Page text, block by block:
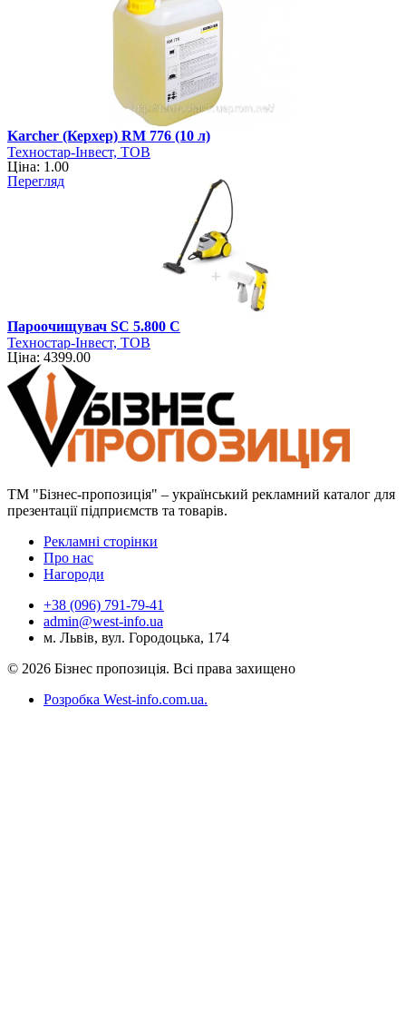
Karcher (Керхер) RM 776 (10 л)
Техностар-Інвест, ТОВ
Ціна: 1.00
Перегляд
Пароочищувач SC 5.800 C
Техностар-Інвест, ТОВ
Ціна: 4399.00
ТМ "Бізнес-пропозиція" – український рекламний каталог для
презентації підприємств та товарів.
Рекламні сторінки
Про нас
Нагороди
+38 (096) 791-79-41
admin@west-info.ua
м. Львів, вул. Городоцька, 174
© 2026 Бізнес пропозиція. Всі права захищено
Розробка West-info.com.ua.